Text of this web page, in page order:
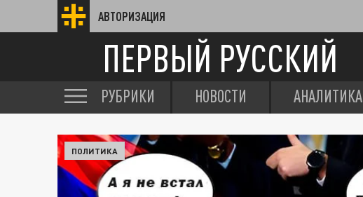
АВТОРИЗАЦИЯ
ПЕРВЫЙ РУССКИЙ
РУБРИКИ НОВОСТИ АНАЛИТИКА
ПОЛИТИКА